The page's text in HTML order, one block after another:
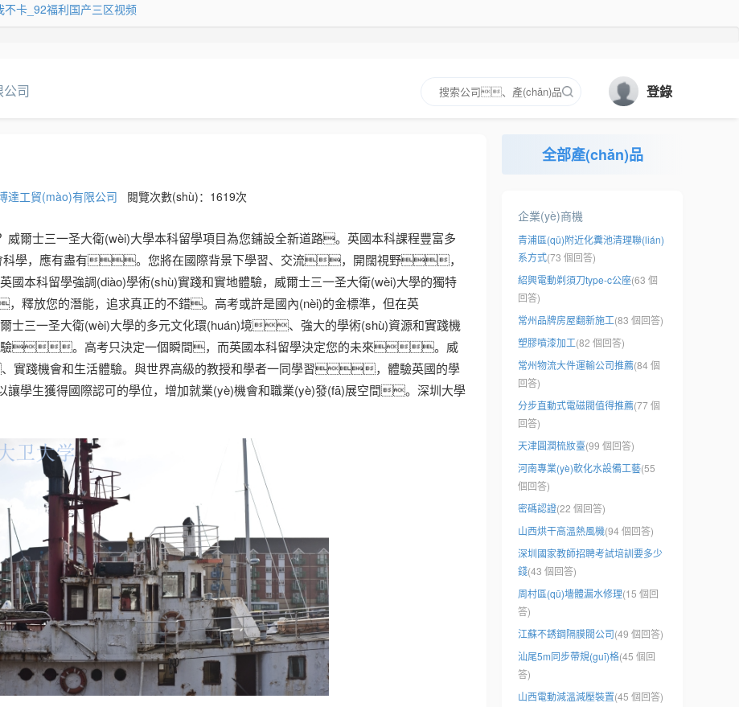
卡_92福利国产三区视频
司 登錄
達工貿(mào)有限公司 閱覽次數(shù)：1619次
士三一圣大衛(wèi)大學本科留學項目為您鋪設全新道路。英國本科課程豐富多
，應有盡有。您將在國際背景下學習、交流，開闊視野，
本科留學強調(diào)學術(shù)實踐和實地體驗，威爾士三一圣大衛(wèi)大學的獨特
釋放您的潛能，追求真正的不錯。高考或許是國內(nèi)的金標準，但在英
三一圣大衛(wèi)大學的多元文化環(huán)境、強大的學術(shù)資源和實踐機
。高考只決定一個瞬間，而英國本科留學決定您的未來。威
實踐機會和生活體驗。與世界高級的教授和學者一同學習，體驗英國的學
讓學生獲得國際認可的學位，增加就業(yè)機會和職業(yè)發(fā)展空間。深圳大學
全部產(chǎn)品
企業(yè)商機
青浦區(qū)附近化糞池清理聯(lián)
系方式(73 個回答)
紹興電動剃須刀type-c公座(63 個
回答)
常州品牌房屋翻新施工(83 個回答)
塑膠噴漆加工(82 個回答)
常州物流大件運輸公司推薦(84 個
回答)
分步直動式電磁閥值得推薦(77 個
回答)
天津圓潤梳妝臺(99 個回答)
河南專業(yè)軟化水設備工藝(55
個回答)
密碼認證(22 個回答)
山西烘干高溫熱風機(94 個回答)
深圳國家教師招聘考試培訓要多少
錢(43 個回答)
周村區(qū)墻體漏水修理(15 個回
答)
江蘇不銹鋼隔膜閥公司(49 個回答)
汕尾5m同步帶規(guī)格(45 個回
答)
山西電動減溫減壓裝置(45 個回答)